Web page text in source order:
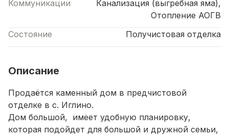
Коммуникации
Канализация (выгребная яма),
Отопление АОГВ
Состояние
Получистовая отделка
Описание
Продаётся каменный дом в предчистовой
отделке в с. Иглино.
Дом большой, имеет удобную планировку,
которая подойдет для большой и дружной семьи,